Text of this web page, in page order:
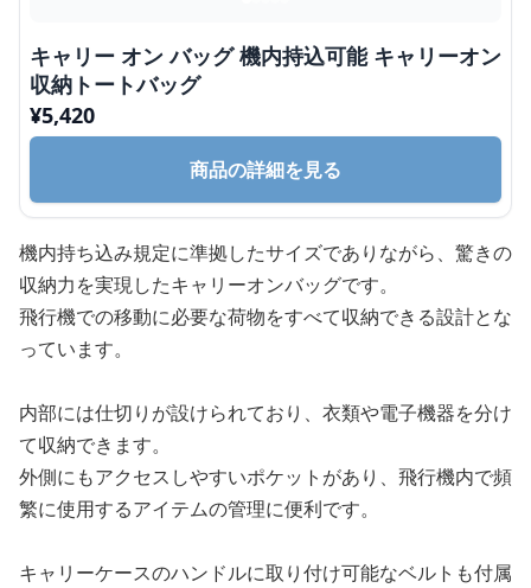
キャリー オン バッグ 機内持込可能 キャリーオン
収納トートバッグ
¥5,420
商品の詳細を見る
機内持ち込み規定に準拠したサイズでありながら、驚きの
収納力を実現したキャリーオンバッグです。
飛行機での移動に必要な荷物をすべて収納できる設計とな
っています。
内部には仕切りが設けられており、衣類や電子機器を分け
て収納できます。
外側にもアクセスしやすいポケットがあり、飛行機内で頻
繁に使用するアイテムの管理に便利です。
キャリーケースのハンドルに取り付け可能なベルトも付属